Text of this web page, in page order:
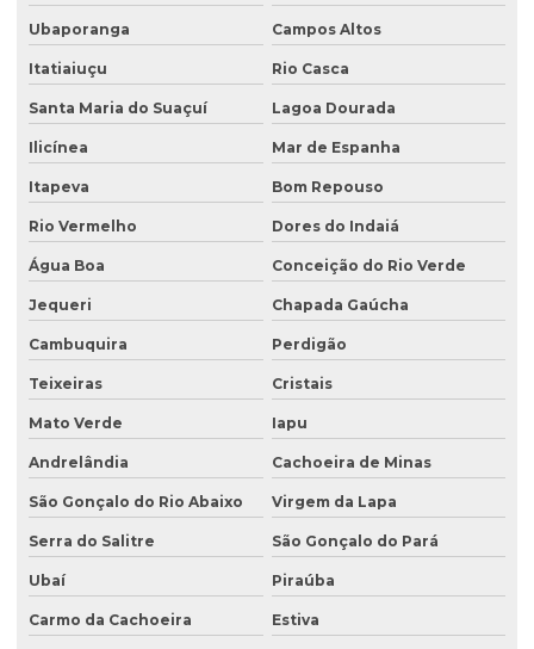
Ubaporanga Campos Altos
Itatiaiuçu Rio Casca
Santa Maria do Suaçuí Lagoa Dourada
Ilicínea Mar de Espanha
Itapeva Bom Repouso
Rio Vermelho Dores do Indaiá
Água Boa Conceição do Rio Verde
Jequeri Chapada Gaúcha
Cambuquira Perdigão
Teixeiras Cristais
Mato Verde Iapu
Andrelândia Cachoeira de Minas
São Gonçalo do Rio Abaixo Virgem da Lapa
Serra do Salitre São Gonçalo do Pará
Ubaí Piraúba
Carmo da Cachoeira Estiva